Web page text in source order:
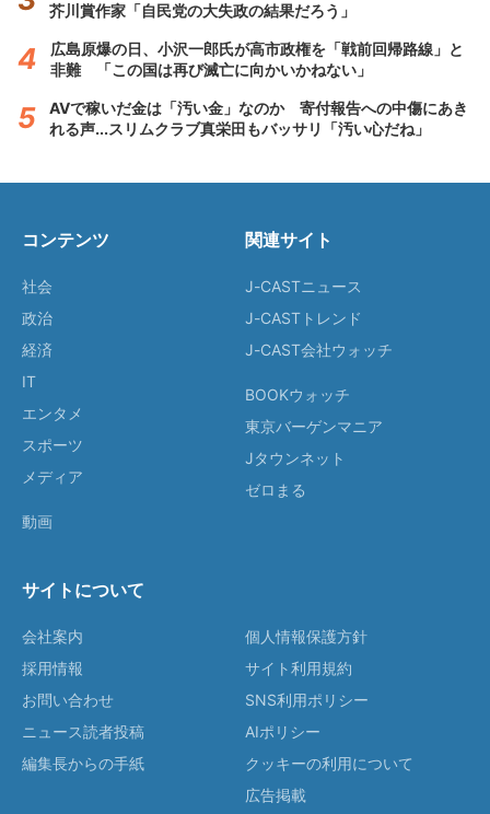
芥川賞作家「自民党の大失政の結果だろう」
広島原爆の日、小沢一郎氏が高市政権を「戦前回帰路線」と
非難 「この国は再び滅亡に向かいかねない」
AVで稼いだ金は「汚い金」なのか 寄付報告への中傷にあき
れる声...スリムクラブ真栄田もバッサリ「汚い心だね」
コンテンツ
社会
政治
経済
IT
エンタメ
スポーツ
メディア
動画
関連サイト
J-CASTニュース
J-CASTトレンド
J-CAST会社ウォッチ
BOOKウォッチ
東京バーゲンマニア
Jタウンネット
ゼロまる
サイトについて
会社案内
採用情報
お問い合わせ
ニュース読者投稿
編集長からの手紙
個人情報保護方針
サイト利用規約
SNS利用ポリシー
AIポリシー
クッキーの利用について
広告掲載